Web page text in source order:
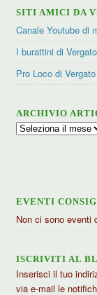
SITI AMICI DA
Canale Youtube di
I burattini di Vergato
Pro Loco di Vergato
ARCHIVIO
Archivio
EVENTI
Non ci sono eventi
ISCRIVITI AL
Inserisci il tuo
via e-mail le